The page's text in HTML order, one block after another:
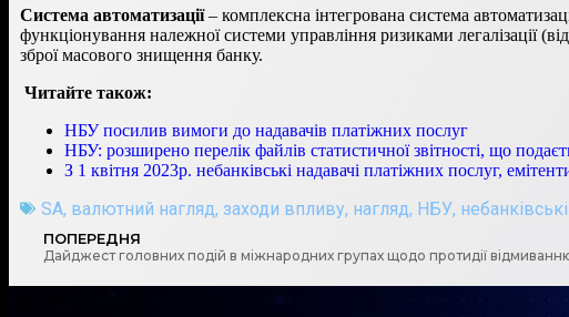
Система автоматизації– комплексна інтегрована система
функціонування належної системи управління ризиками легалізації
зброї масового знищення банку.
Читайте також:
НБУ посилив вимоги до надавачів платіжних послуг
НБУ: розширено перелік файлів статистичної звітності, що
З 1 квітня 2023р. небанківські надавачі платіжних послуг,
SA, валютний нагляд, заходи впливу, нагляд, НБУ,
ПОПЕРЕДНЯ